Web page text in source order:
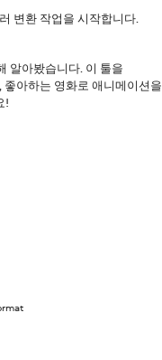
변환 작업을 시작합니다.
알아봤습니다. 이 툴을
아하는 영화로 애니메이션을
!